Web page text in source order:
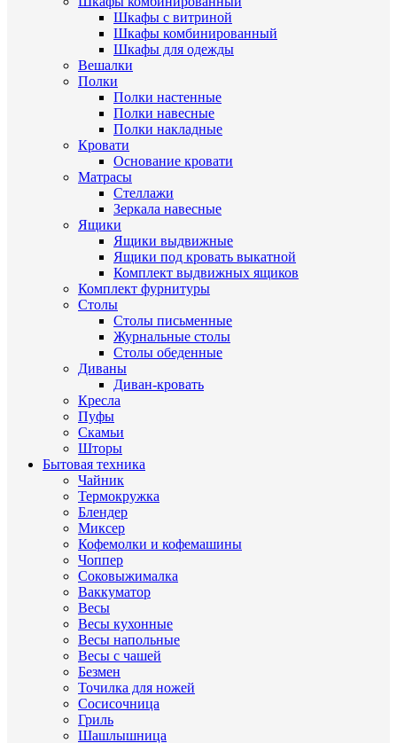
Шкафы с витриной
Шкафы комбинированный
Шкафы для одежды
Вешалки
Полки
Полки настенные
Полки навесные
Полки накладные
Кровати
Основание кровати
Матрасы
Стеллажи
Зеркала навесные
Ящики
Ящики выдвижные
Ящики под кровать выкатной
Комплект выдвижных ящиков
Комплект фурнитуры
Столы
Столы письменные
Журнальные cтолы
Столы обеденные
Диваны
Диван-кровать
Кресла
Пуфы
Скамьи
Шторы
Бытовая техника
Чайник
Термокружка
Блендер
Миксер
Кофемолки и кофемашины
Чоппер
Соковыжималка
Ваккуматор
Весы
Весы кухонные
Весы напольные
Весы с чашей
Безмен
Точилка для ножей
Сосисочница
Гриль
Шашлышница